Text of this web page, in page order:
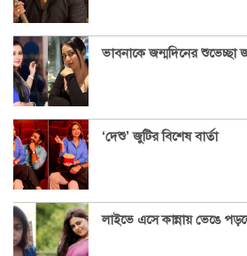
ভাবনাকে জন্মদিনের শুভেচ্ছা
‘দেশু’ জুটির বিশেষ বার্তা
লাইভে এসে কান্নায় ভেঙে